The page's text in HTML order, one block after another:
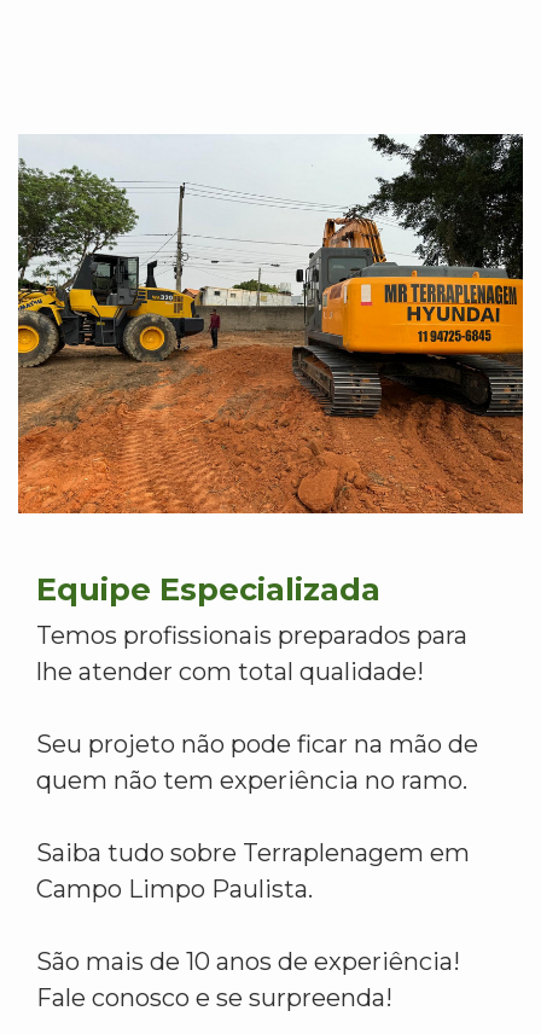
Equipe Especializada
Temos profissionais preparados para
lhe atender com total qualidade!
Seu projeto não pode ficar na mão de
quem não tem experiência no ramo.
Saiba tudo sobre Terraplenagem em
Campo Limpo Paulista.
São mais de 10 anos de experiência!
Fale conosco e se surpreenda!